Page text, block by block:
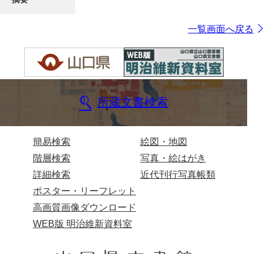
一覧画面へ戻る
所蔵文書検索
簡易検索
階層検索
詳細検索
絵図・地図
写真・絵はがき
近代刊行写真帳類
ポスター・リーフレット
高画質画像ダウンロード
WEB版 明治維新資料室